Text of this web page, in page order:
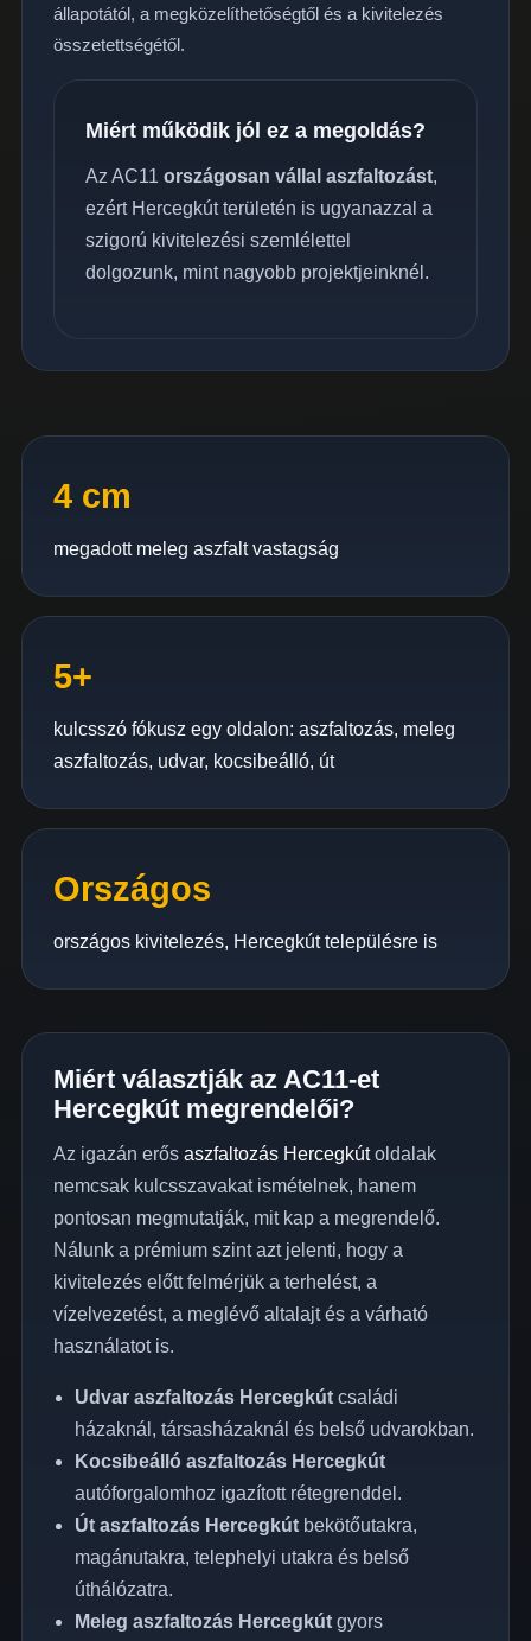
állapotától, a megközelíthetőségtől és a kivitelezés
összetettségétől.
Miért működik jól ez a megoldás?
Az AC11 országosan vállal aszfaltozást,
ezért Hercegkút területén is ugyanazzal a
szigorú kivitelezési szemlélettel
dolgozunk, mint nagyobb projektjeinknél.
4 cm
megadott meleg aszfalt vastagság
5+
kulcsszó fókusz egy oldalon: aszfaltozás, meleg
aszfaltozás, udvar, kocsibeálló, út
Országos
országos kivitelezés, Hercegkút településre is
Miért választják az AC11-et
Hercegkút megrendelői?
Az igazán erős aszfaltozás Hercegkútoldalak
nemcsak kulcsszavakat ismételnek, hanem
pontosan megmutatják, mit kap a megrendelő.
Nálunk a prémium szint azt jelenti, hogy a
kivitelezés előtt felmérjük a terhelést, a
vízelvezetést, a meglévő altalajt és a várható
használatot is.
Udvar aszfaltozás Hercegkútcsaládi
házaknál, társasházaknál és belső udvarokban.
Kocsibeálló aszfaltozás Hercegkút
autóforgalomhoz igazított rétegrenddel.
Út aszfaltozás Hercegkútbekötőutakra,
magánutakra, telephelyi utakra és belső
úthálózatra.
Meleg aszfaltozás Hercegkútgyors